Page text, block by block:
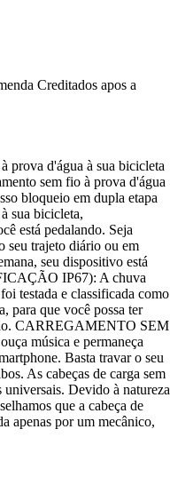
Creditados apos a
prova d'água à sua bicicleta
sem fio à prova d'água
bloqueio em dupla etapa
sua bicicleta,
está pedalando. Seja
seu trajeto diário ou em
seu dispositivo está
IP67): A chuva
testada e classificada como
para que você possa ter
CARREGAMENTO SEM
música e permaneça
Basta travar o seu
As cabeças de carga sem
Devido à natureza
que a cabeça de
apenas por um mecânico,